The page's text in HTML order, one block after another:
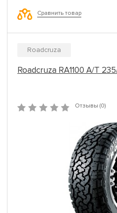
Сравнить товар
Roadcruza
Roadcruza RA1100 A/T 235/
Отзывы (0)